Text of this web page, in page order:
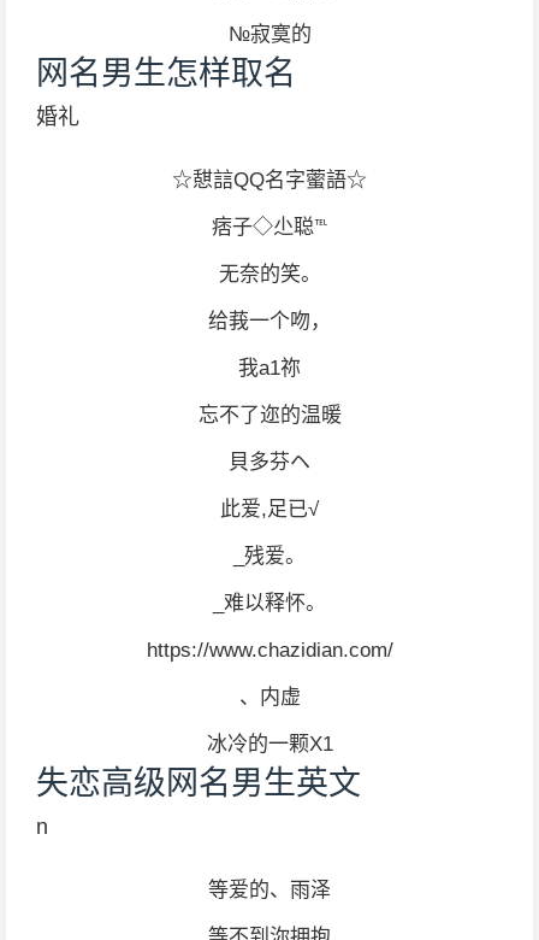
№寂寞的
网名男生怎样取名
婚礼
☆憇誩QQ名字藌語☆
痞子◇尐聪℡
无奈的笑。
给莪一个吻，
我a1祢
忘不了迩的温暖
貝多芬ヘ
此爱,足已√
_残爱。
_难以释怀。
https://www.chazidian.com/
、内虚
冰冷的一颗X1
失恋高级网名男生英文
n
等爱的、雨泽